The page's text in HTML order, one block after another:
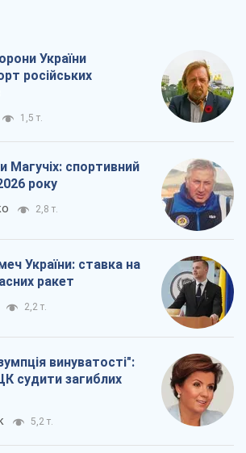
України
російських
1,5 т.
Магучіх: спортивний
року
2,8 т.
України: ставка на
ракет
2,2 т.
винуватості":
судити загиблих
5,2 т.